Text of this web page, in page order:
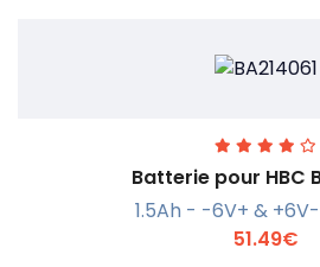
En savoir +
Batterie pour HBC
1.5Ah - -6V+ &
51.49€